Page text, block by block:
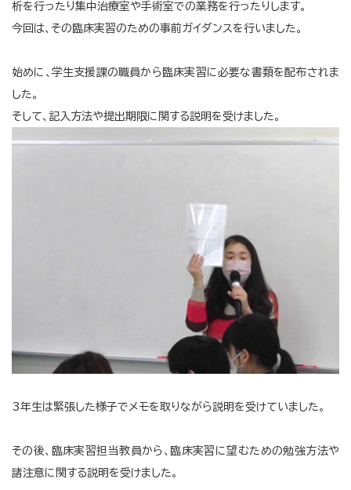
析を行ったり集中治療室や手術室での業務を行ったりします。
今回は、その臨床実習のための事前ガイダンスを行いました。
始めに、学生支援課の職員から臨床実習に必要な書類を配布されま
した。
そして、記入方法や提出期限に関する説明を受けました。
3年生は緊張した様子でメモを取りながら説明を受けていました。
その後、臨床実習担当教員から、臨床実習に望むための勉強方法や
諸注意に関する説明を受けました。